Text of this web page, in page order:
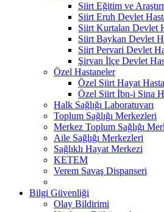
Siirt Eğitim ve
Siirt Eruh Devlet
Siirt Kurtalan Devlet
Siirt Baykan Devlet
Siirt Pervari Devlet
Şirvan İlçe Devlet
Özel Hastaneler
Özel Siirt Hayat
Özel Siirt İbn-i Sina
Halk Sağlığı Laboratuvarı
Toplum Sağlığı Merkezleri
Merkez Toplum Sağlığı
Aile Sağlığı Merkezleri
Sağlıklı Hayat Merkezi
KETEM
Verem Savaş Dispanseri
Bilgi Güvenliği
Olay Bildirimi